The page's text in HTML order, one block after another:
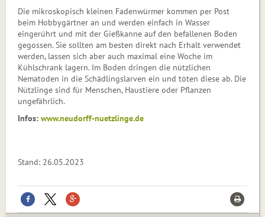
Die mikroskopisch kleinen Fadenwürmer kommen per Post
beim Hobbygärtner an und werden einfach in Was­ser
eingerührt und mit der Gießkanne auf den befallenen Boden
gegossen. Sie sollten am besten direkt nach Erhalt verwendet
werden, lassen sich aber auch maximal eine Woche im
Kühlschrank lagern. Im Boden dringen die nützlichen
Nematoden in die Schädlingslarven ein und töten diese ab. Die
Nützlinge sind für Menschen, Haustiere oder Pflanzen
ungefährlich.
Infos: www.neudorff-nuetzlinge.de
Stand: 26.05.2023